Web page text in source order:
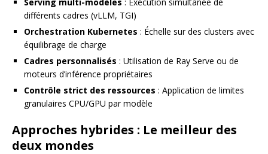
différents cadres (vLLM, TGI)
Orchestration Kubernetes : Échelle sur des clusters avec
équilibrage de charge
Cadres personnalisés : Utilisation de Ray Serve ou de
moteurs d’inférence propriétaires
Contrôle strict des ressources : Application de limites
granulaires CPU/GPU par modèle
Approches hybrides : Le meilleur des
deux mondes